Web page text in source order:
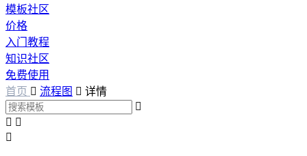
模板社区
价格
入门教程
知识社区
免费使用
首页  流程图  详情

 
